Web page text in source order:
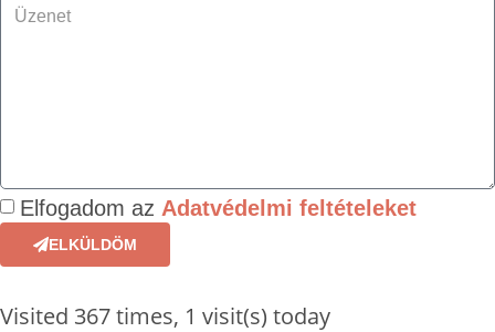
Elfogadom az Adatvédelmi feltételeket
ELKÜLDÖM
Visited 367 times, 1 visit(s) today